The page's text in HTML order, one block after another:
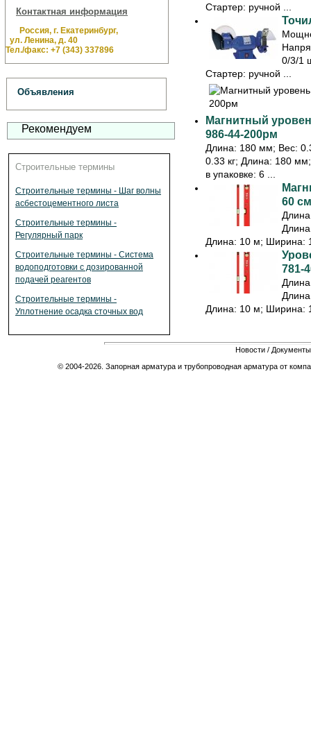
Контактная информация
Россия, г. Екатеринбург,
ул. Ленина, д. 40
Тел./факс: +7 (343) 337896
Объявления
Рекомендуем
Строительные термины
Строительные термины - Шаг волны
асбестоцементного листа
Строительные термины -
Регулярный парк
Строительные термины - Система
водоподготовки с дозированной
подачей реагентов
Строительные термины -
Уплотнение осадка сточных вод
Стартер: ручной ...
0/3/1
Стартер: ручной ...
Магнитный
986-44-200рм
Длина: 180 мм; Вес:
0.33 кг; Длина: 180
в упаковке: 6 ...
60
Длина: 10 м; Ширина:
781-
Длина: 10 м; Ширина:
Новости / Документы
© 2004-2026. Запорная арматура и трубопроводная арматура от